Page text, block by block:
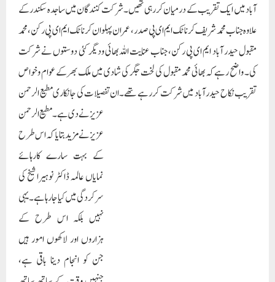
سرکردگی میں کیا جا رہا ہے۔ یہی نہیں بلکہ اس طرح کے ہزاروں اور لاکھوں امور ہیں جن
کو انجام دینا باقی ہے، جنہیں وقت کے ساتھ ساتھ تکمیل کو پہنچایا جائے گا۔ سماجی کارکن
کے طور پر مشہور عالمہ ڈاکٹر نوہیرا شیخ کے عزائم میں وہ تمام ملک بھر کے امور اور
پیچیدگیاں شامل ہیں جنہیں بہت پہلے انجام دے دئے جانے چاہئے ، لیکن ہمارے ملک کی
بدقسمتی کہ پیارے وطن کو وہ جگر والے لوگ حاصل نہ ہو سکے۔ تفصیلی طور پر بتایا گیا کہ
بچوں کی تعلیم کے متعلق لوگوں میں بیداری پیدا کرنا۔ خاص طور پر ملک کے ان حصوں
میں تعلیمی مراکز کا قیام کرنا جہاں تعلیم کی شرح کم ہے یا معیار کے مطابق نہیں ہے۔ ان
طلباءمیں اعلیٰ تعلیم کے لیے بیداری اور حوصلہ افزائی کرنا جو اپنی انتہائی غربت کی وجہ سے
درمیان میں ہی تعلیم چھوڑ دیتے ہیں۔ انتخابات عوامی مسائل اور ترقی کی بنیاد پر لڑنے
کیلئے لوگوں کے اندر بیداری پیدا کرنا۔ خواتین کو ترقی کے سفر میں بہتر زندگی گزارنے
کے لیے ان کی حوصلہ افزائی کرکے انہیں پراعتماد بنا کر تعلیم یافتہ ، ہنر مند اور خود انحصار
بنانا۔ رشوت خوری اور بدعنوانی کے خلاف جدید ٹیکنا لوجی کے ذریعہ لوگوں کو بیدار کرنا۔
ملک کے تمام طبقہ کے لوگوں میں اتحاد اور ہم آہنگی کا احساس پیدا کرنا، کیونکہ ہمارا ملک